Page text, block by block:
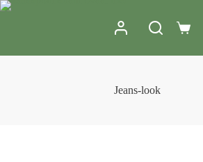
Jeans-look